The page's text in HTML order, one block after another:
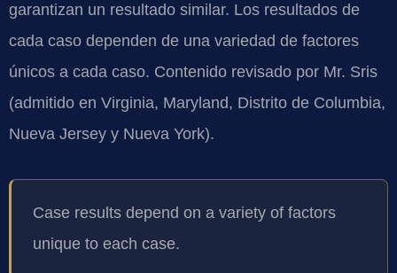
garantizan un resultado similar. Los resultados de
cada caso dependen de una variedad de factores
únicos a cada caso. Contenido revisado por Mr. Sris
(admitido en Virginia, Maryland, Distrito de Columbia,
Nueva Jersey y Nueva York).
Case results depend on a variety of factors
unique to each case.